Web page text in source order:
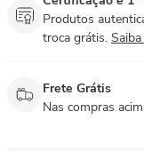
Produtos
troca grátis.
Frete Grátis
Nas compras